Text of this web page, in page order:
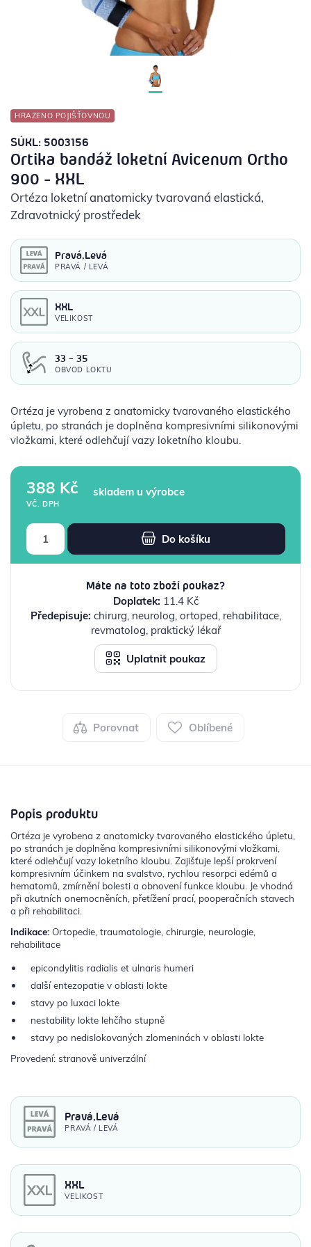
POTŘEBY PRO DIABETIKY
OCHRANNÉ POMŮCKY
HRAZENO POJIŠŤOVNOU
SÚKL: 5003156
Ortika bandáž loketní Avicenum Ortho
900 - XXL
Ortéza loketní anatomicky tvarovaná elastická,
Zdravotnický prostředek
Pravá,Levá
PRAVÁ / LEVÁ
XXL
VELIKOST
33 - 35
OBVOD LOKTU
Ortéza je vyrobena z anatomicky tvarovaného elastického
úpletu, po stranách je doplněna kompresivními silikonovými
vložkami, které odlehčují vazy loketního kloubu.
388 Kč
VČ. DPH
skladem u výrobce
Do košíku
Máte na toto zboží poukaz?
Doplatek: 11.4 Kč
Předepisuje: chirurg, neurolog, ortoped, rehabilitace,
revmatolog, praktický lékař
Uplatnit poukaz
Porovnat Oblíbené
Popis produktu
Ortéza je vyrobena z anatomicky tvarovaného elastického úpletu,
po stranách je doplněna kompresivními silikonovými vložkami,
které odlehčují vazy loketního kloubu. Zajišťuje lepší prokrvení
kompresivním účinkem na svalstvo, rychlou resorpci edémů a
hematomů, zmírnění bolesti a obnovení funkce kloubu. Je vhodná
při akutních onemocněních, přetížení prací, pooperačních stavech
a při rehabilitaci.
Indikace: Ortopedie, traumatologie, chirurgie, neurologie,
rehabilitace
epicondylitis radialis et ulnaris humeri
další entezopatie v oblasti lokte
stavy po luxaci lokte
nestability lokte lehčího stupně
stavy po nedislokovaných zlomeninách v oblasti lokte
Provedení: stranově univerzální
Pravá,Levá
PRAVÁ / LEVÁ
XXL
VELIKOST